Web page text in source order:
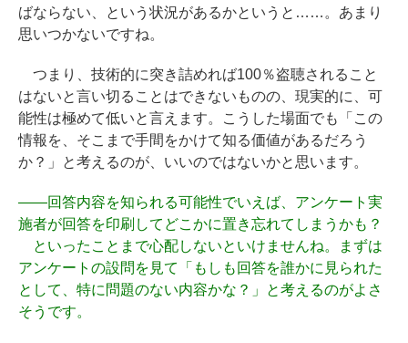
ばならない、という状況があるかというと……。あまり
思いつかないですね。
つまり、技術的に突き詰めれば100％盗聴されること
はないと言い切ることはできないものの、現実的に、可
能性は極めて低いと言えます。こうした場面でも「この
情報を、そこまで手間をかけて知る価値があるだろう
か？」と考えるのが、いいのではないかと思います。
――回答内容を知られる可能性でいえば、アンケート実
施者が回答を印刷してどこかに置き忘れてしまうかも？
といったことまで心配しないといけませんね。まずは
アンケートの設問を見て「もしも回答を誰かに見られた
として、特に問題のない内容かな？」と考えるのがよさ
そうです。